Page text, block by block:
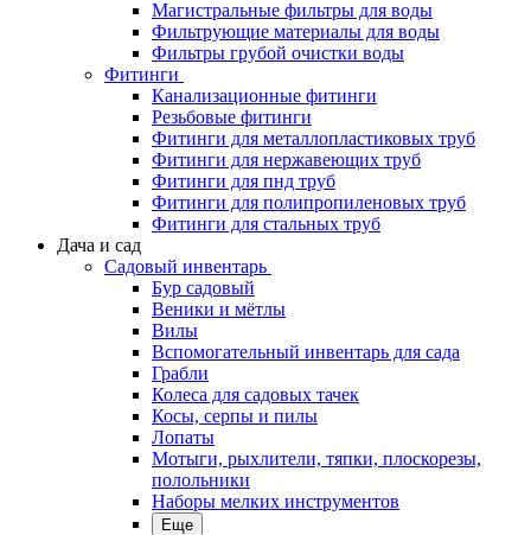
Магистральные фильтры для воды
Фильтрующие материалы для воды
Фильтры грубой очистки воды
Фитинги
Канализационные фитинги
Резьбовые фитинги
Фитинги для металлопластиковых труб
Фитинги для нержавеющих труб
Фитинги для пнд труб
Фитинги для полипропиленовых труб
Фитинги для стальных труб
Дача и сад
Садовый инвентарь
Бур садовый
Веники и мётлы
Вилы
Вспомогательный инвентарь для сада
Грабли
Колеса для садовых тачек
Косы, серпы и пилы
Лопаты
Мотыги, рыхлители, тяпки, плоскорезы,
полольники
Наборы мелких инструментов
Еще